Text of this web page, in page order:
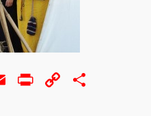
EmailPrintCopy